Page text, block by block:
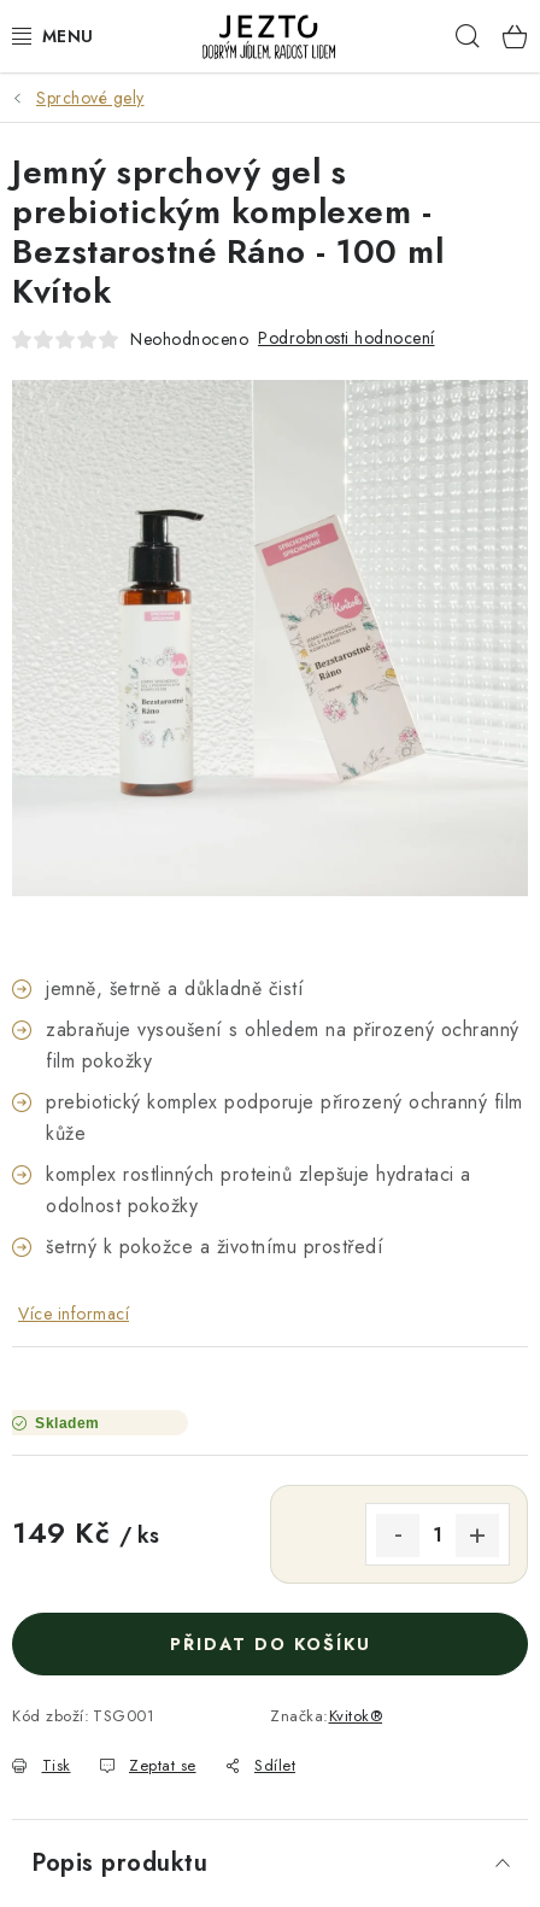
na
DÁRKOVÉ SADY
TRVANLIVÉ
DROGERIE A KOSMETIKA
NÁPOJE
SPORT A ZDRAVÍ
RELAX A REGENERACE
KERAMIKA
NÁŠ PŘÍBĚH FIREMNÍ DÁRKY
KONTAKTY
DOPRAVA A PLATBA
Sprchové gely
jemně, šetrně a důkladně čistí
zabraňuje vysoušení s ohledem na přirozený ochranný
film pokožky
prebiotický komplex podporuje přirozený ochranný film
kůže
komplex rostlinných proteinů zlepšuje hydrataci a
odolnost pokožky
šetrný k pokožce a životnímu prostředí
Více informací
Skladem
149 Kč / ks
PŘIDAT DO KOŠÍKU
Kód zboží: TSG001 Značka:Kvitok®
Tisk Zeptat se Sdílet
Jemný sprchový gel s
prebiotickým komplexem -
Bezstarostné Ráno - 100 ml
Kvítok
Neohodnoceno Podrobnosti hodnocení
Popis produktu